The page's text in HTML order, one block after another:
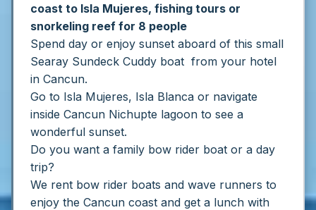
coast to Isla Mujeres, fishing tours or
snorkeling reef for 8 people
Spend day or enjoy sunset aboard of this small
Searay Sundeck Cuddy boat from your hotel
in Cancun.
Go to Isla Mujeres, Isla Blanca or navigate
inside Cancun Nichupte lagoon to see a
wonderful sunset.
Do you want a family bow rider boat or a day
trip?
We rent bow rider boats and wave runners to
enjoy the Cancun coast and get a lunch with